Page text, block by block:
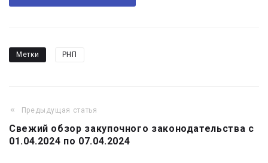
Метки РНП
Навигация
по
Предыдущая статья
Свежий обзор закупочного законодательства с
01.04.2024 по 07.04.2024